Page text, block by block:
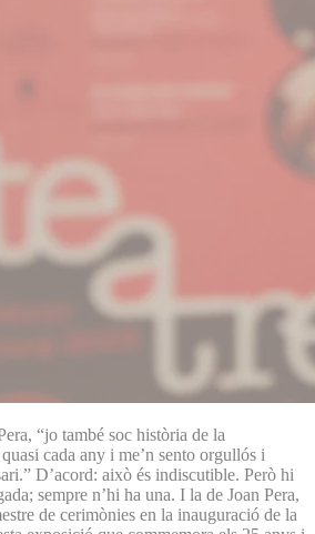
“jo també soc història de la
cada any i me’n sento orgullós i
D’acord: això és indiscutible. Però hi
sempre n’hi ha una. I la de Joan Pera,
de cerimònies en la inauguració de la